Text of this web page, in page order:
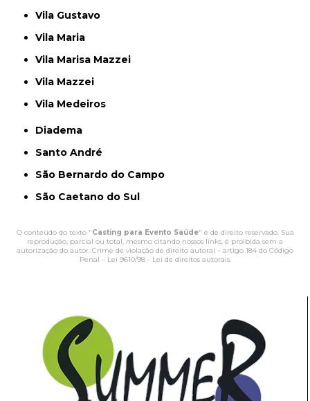
Vila Gustavo
Vila Maria
Vila Marisa Mazzei
Vila Mazzei
Vila Medeiros
Diadema
Santo André
São Bernardo do Campo
São Caetano do Sul
O conteúdo do texto "Casting para Evento Saúde" é de direito reservado. Sua
reprodução, parcial ou total, mesmo citando nossos links, é proibida sem a
autorização do autor. Crime de violação de direito autoral – artigo 184 do Código
Penal – Lei 9610/98 - Lei de direitos autorais.